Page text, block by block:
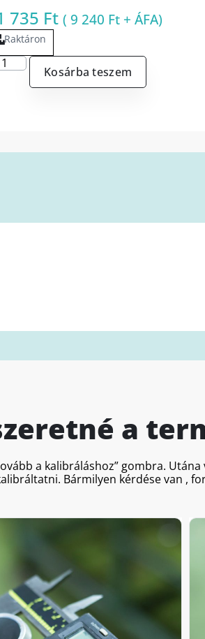
735 Ft ( 9 240 Ft + ÁFA)
Raktáron
Kosárba teszem
a
a kalibráláshoz” gombra.
Bármilyen kérdése van ,